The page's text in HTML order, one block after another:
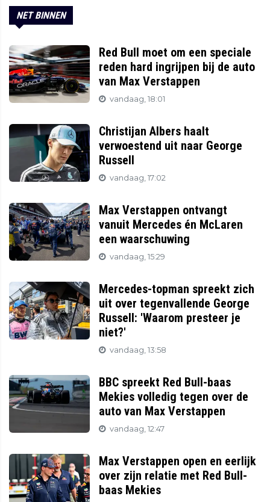
NET BINNEN
Red Bull moet om een speciale
reden hard ingrijpen bij de auto
van Max Verstappen
vandaag, 18:01
Christijan Albers haalt
verwoestend uit naar George
Russell
vandaag, 17:02
Max Verstappen ontvangt
vanuit Mercedes én McLaren
een waarschuwing
vandaag, 15:29
Mercedes-topman spreekt zich
uit over tegenvallende George
Russell: 'Waarom presteer je
niet?'
vandaag, 13:58
BBC spreekt Red Bull-baas
Mekies volledig tegen over de
auto van Max Verstappen
vandaag, 12:47
Max Verstappen open en eerlijk
over zijn relatie met Red Bull-
baas Mekies